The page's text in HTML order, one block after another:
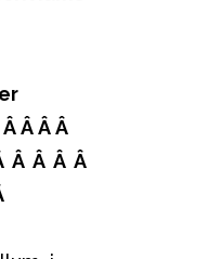
Â ÂÂ
Â Â Â Â